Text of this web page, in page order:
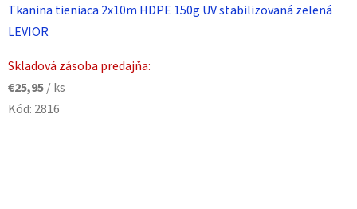
Tkanina tieniaca 2x10m HDPE 150g UV stabilizovaná zelená
LEVIOR
Skladová zásoba predajňa:
€25,95/ ks
Kód: 2816